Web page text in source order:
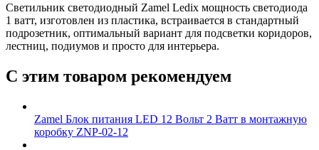
Светильник светодиодный Zamel Ledix мощность светодиода
1 ватт, изготовлен из пластика, встраивается в стандартный
подрозетник, оптимальный вариант для подсветки коридоров,
лестниц, подиумов и просто для интерьера.
С этим товаром рекомендуем
Zamel Блок питания LED 12 Вольт 2 Ватт в монтажную
коробку ZNP-02-12